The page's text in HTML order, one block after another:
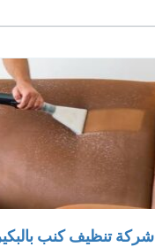
شركة تنظيف كنب